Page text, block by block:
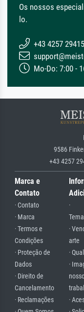
Os nossos
lo.
+43 4257 29415
Mo-Do: 7:00 -
9586
+43 4257
Marca e
Contato
· Contato
· Marca
· Termos e
Condições
· Proteção de
Dados
· Direito de
Cancelamento
· Reclamações
·
·
arte
·
·
·